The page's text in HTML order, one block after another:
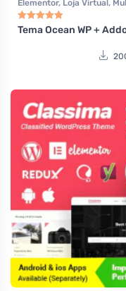
Elementor, Loja Virtual,
Woocommerce
Tema Ocean WP +